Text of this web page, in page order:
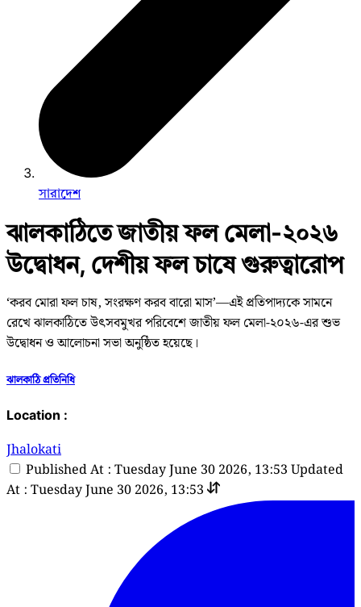
সারাদেশ
ঝালকাঠিতে জাতীয় ফল মেলা-২০২৬
উদ্বোধন, দেশীয় ফল চাষে গুরুত্বারোপ
‘করব মোরা ফল চাষ, সংরক্ষণ করব বারো মাস’—এই প্রতিপাদ্যকে সামনে
রেখে ঝালকাঠিতে উৎসবমুখর পরিবেশে জাতীয় ফল মেলা-২০২৬-এর শুভ
উদ্বোধন ও আলোচনা সভা অনুষ্ঠিত হয়েছে।
ঝালকাঠি প্রতিনিধি
Location :
Jhalokati
Published At : Tuesday June 30 2026, 13:53 Updated
At : Tuesday June 30 2026, 13:53